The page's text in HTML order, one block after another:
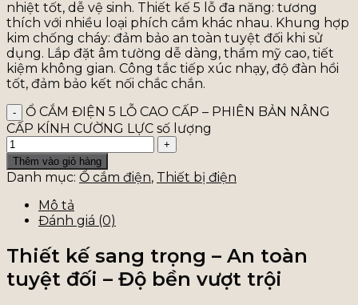
nhiệt tốt, dễ vệ sinh. Thiết kế 5 lỗ đa năng: tương
thích với nhiều loại phích cắm khác nhau. Khung hợp
kim chống cháy: đảm bảo an toàn tuyệt đối khi sử
dụng. Lắp đặt âm tường dễ dàng, thẩm mỹ cao, tiết
kiệm không gian. Công tắc tiếp xúc nhạy, độ đàn hồi
tốt, đảm bảo kết nối chắc chắn.
Ổ CẮM ĐIỆN 5 LỖ CAO CẤP – PHIÊN BẢN NÂNG
CẤP KÍNH CƯỜNG LỰC số lượng
Thêm vào giỏ hàng
Danh mục: Ổ cắm điện, Thiết bị điện
Mô tả
Đánh giá (0)
Thiết kế sang trọng – An toàn
tuyệt đối – Độ bền vượt trội